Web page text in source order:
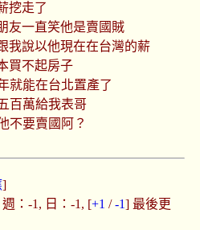
挖走了
友一直笑他是賣國賊
我說以他現在在台灣的薪
買不起房子
就能在台北置產了
百萬給我表哥
不要賣國阿？
]
：-1, 日：-1, [+1 /-1] 最後更